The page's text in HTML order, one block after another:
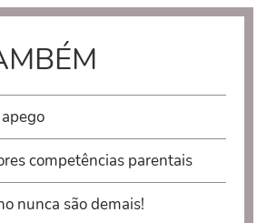
competências parentais
nunca são demais!